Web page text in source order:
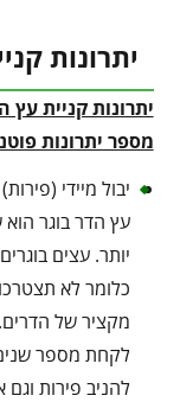
יתרונות
יתרונות קניית עץ
מספר יתרונות
יבול מיידי
עץ הדר בוגר
יותר. עצים
כלומר לא
מקציר של
לקחת מספר
להניב פירות